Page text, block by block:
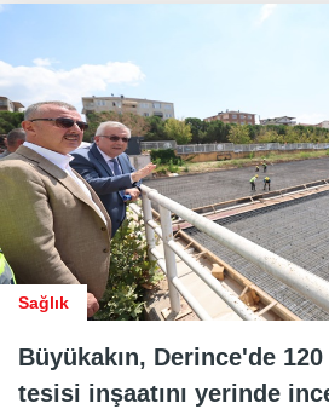
Sağlık
Büyükakın, Derince'de 120
tesisi inşaatını yerinde